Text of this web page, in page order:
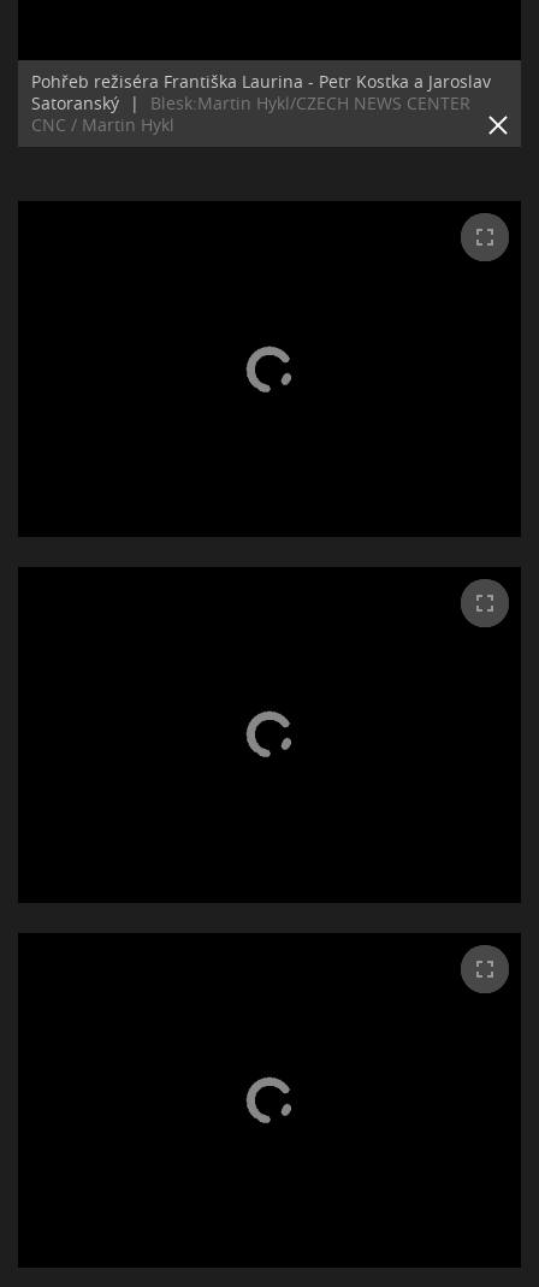
Pohřeb režiséra Františka Laurina - Petr Kostka a Jaroslav
Satoranský
|
Blesk:Martin Hykl/CZECH NEWS CENTER
CNC / Martin Hykl